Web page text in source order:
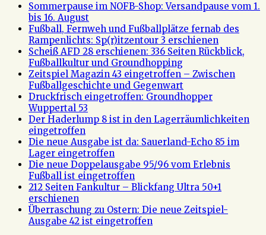
Sommerpause im NOFB-Shop: Versandpause vom 1.
bis 16. August
Fußball, Fernweh und Fußballplätze fernab des
Rampenlichts: Sp(r)itzentour 3 erschienen
Scheiß AFD 28 erschienen: 336 Seiten Rückblick,
Fußballkultur und Groundhopping
Zeitspiel Magazin 43 eingetroffen – Zwischen
Fußballgeschichte und Gegenwart
Druckfrisch eingetroffen: Groundhopper
Wuppertal 53
Der Haderlump 8 ist in den Lagerräumlichkeiten
eingetroffen
Die neue Ausgabe ist da: Sauerland-Echo 85 im
Lager eingetroffen
Die neue Doppelausgabe 95/96 vom Erlebnis
Fußball ist eingetroffen
212 Seiten Fankultur – Blickfang Ultra 50+1
erschienen
Überraschung zu Ostern: Die neue Zeitspiel-
Ausgabe 42 ist eingetroffen